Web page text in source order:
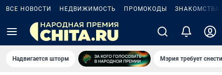
ВСЕ НОВОСТИ НЕДВИЖИМОСТЬ ПРОМОКОДЫ ЗНАКОМСТВА
Надвигается шторм Мэрия требует